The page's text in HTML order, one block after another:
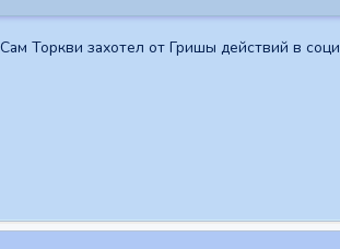
Торкви захотел от Гришы действий в